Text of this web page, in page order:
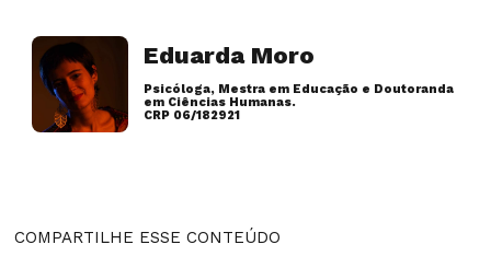
Eduarda Moro
Psicóloga, Mestra em Educação e Doutoranda
em Ciências Humanas.
CRP 06/182921
COMPARTILHE ESSE CONTEÚDO